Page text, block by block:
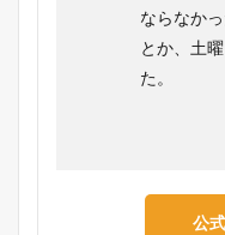
ならなか
とか、土
た。
公